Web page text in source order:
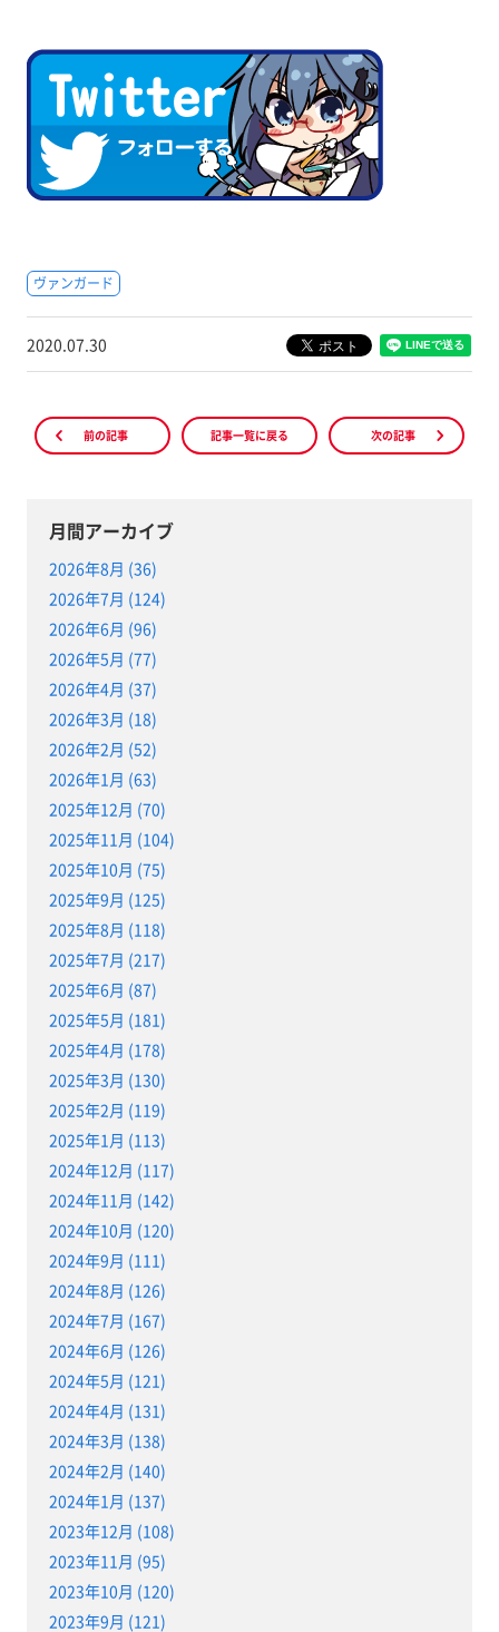
ヴァンガード
2020.07.30
前の記事 記事一覧に戻る 次の記事
月間アーカイブ
2026年8月 (36)
2026年7月 (124)
2026年6月 (96)
2026年5月 (77)
2026年4月 (37)
2026年3月 (18)
2026年2月 (52)
2026年1月 (63)
2025年12月 (70)
2025年11月 (104)
2025年10月 (75)
2025年9月 (125)
2025年8月 (118)
2025年7月 (217)
2025年6月 (87)
2025年5月 (181)
2025年4月 (178)
2025年3月 (130)
2025年2月 (119)
2025年1月 (113)
2024年12月 (117)
2024年11月 (142)
2024年10月 (120)
2024年9月 (111)
2024年8月 (126)
2024年7月 (167)
2024年6月 (126)
2024年5月 (121)
2024年4月 (131)
2024年3月 (138)
2024年2月 (140)
2024年1月 (137)
2023年12月 (108)
2023年11月 (95)
2023年10月 (120)
2023年9月 (121)